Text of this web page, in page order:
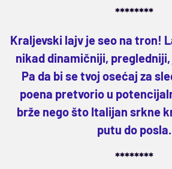
********
Kraljevski lajv je seo na tron!
nikad dinamičniji,
Pa da bi se tvoj osećaj za
poena pretvorio u
brže nego što Italijan srkne
putu do posla.
********